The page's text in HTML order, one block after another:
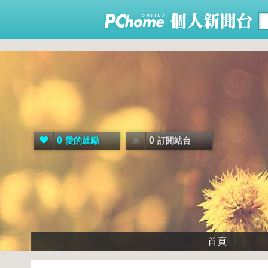
0 愛的鼓勵 0 訂閱站台
首頁